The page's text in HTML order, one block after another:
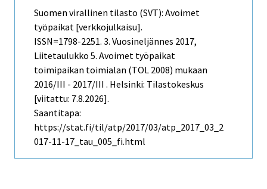
Suomen virallinen tilasto (SVT): Avoimet
työpaikat [verkkojulkaisu].
ISSN=1798-2251. 3. Vuosineljännes 2017,
Liitetaulukko 5. Avoimet työpaikat
toimipaikan toimialan (TOL 2008) mukaan
2016/III - 2017/III . Helsinki: Tilastokeskus
[viitattu: 7.8.2026].
Saantitapa:
https://stat.fi/til/atp/2017/03/atp_2017_03_2
017-11-17_tau_005_fi.html